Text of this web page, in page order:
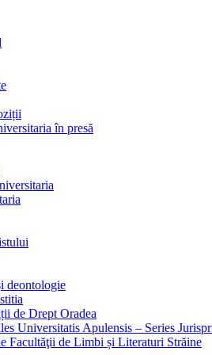
în presă
deontologie
de Drept Oradea
Universitatis Apulensis – Series
Facultăţii de Limbi și Literaturi Străine